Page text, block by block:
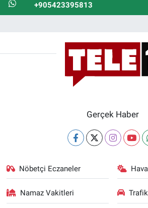
+905423395813
Gerçek Haber
Nöbetçi Eczaneler
Namaz Vakitleri